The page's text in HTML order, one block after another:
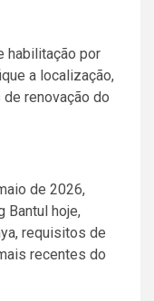
habilitação por
a localização,
renovação do
de 2026,
Bantul hoje,
requisitos de
recentes do